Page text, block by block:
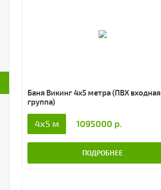
Баня Викинг 4х5 метра (ПВХ входная
группа)
4x5 м 1095000 р.
ПОДРОБНЕЕ